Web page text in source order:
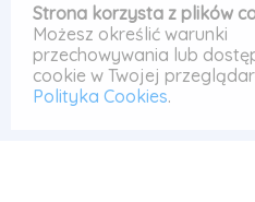
Strona korzysta z plików
Możesz określić warunki
przechowywania lub
cookie w Twojej
Polityka Cookies.